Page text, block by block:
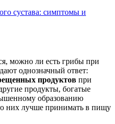
сустава: симптомы и
можно ли есть грибы при
однозначный ответ:
продуктов при
продукты, богатые
образованию
них лучше принимать в пищу